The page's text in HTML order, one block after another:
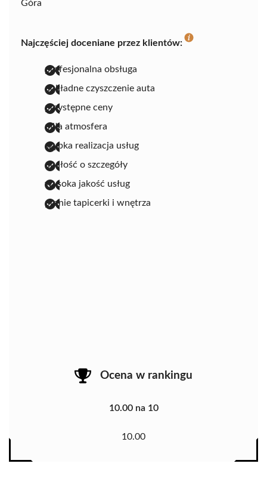
Góra
Najczęściej doceniane przez klientów:
profesjonalna obsługa
dokładne czyszczenie auta
przystępne ceny
miła atmosfera
szybka realizacja usług
dbałość o szczegóły
wysoka jakość usług
pranie tapicerki i wnętrza
Ocena w rankingu
10.00 na 10
10.00